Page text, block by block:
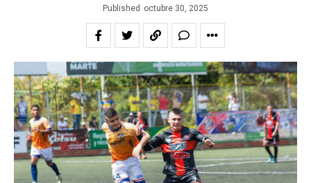
Published octubre 30, 2025